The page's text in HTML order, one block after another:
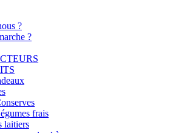
?
?
frais
laitiers